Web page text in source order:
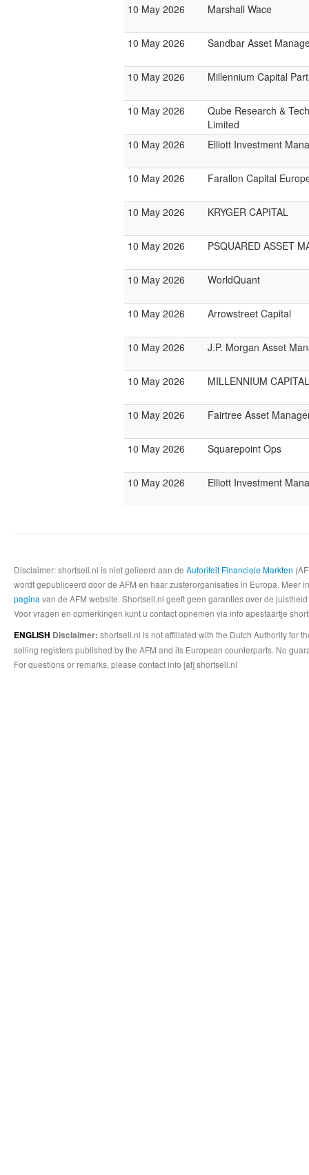
10 May 2026 Marshall Wace
10 May 2026 Sandbar Asset
10 May 2026 Millennium Capital
10 May 2026
Qube Research &
Limited
10 May 2026
Elliott Investment
10 May 2026 Farallon Capital
10 May 2026 KRYGER CAPITAL
10 May 2026 PSQUARED ASSET
10 May 2026 WorldQuant
10 May 2026 Arrowstreet Capital
10 May 2026 J.P. Morgan Asset
10 May 2026 MILLENNIUM
10 May 2026 Fairtree Asset
10 May 2026 Squarepoint Ops
10 May 2026 Elliott Investment
Disclaimer: shortsell.nl is niet gelieerd aan de Autoriteit Financiele Markten
wordt gepubliceerd door de AFM en haar zusterorganisaties in Europa.
pagina van de AFM website. Shortsell.nl geeft geen garanties over de
Voor vragen en opmerkingen kunt u contact opnemen via info apestaartje
ENGLISH Disclaimer: shortsell.nl is not affiliated with the Dutch Authority for
selling registers published by the AFM and its European counterparts. No
For questions or remarks, please contact info [at] shortsell.nl